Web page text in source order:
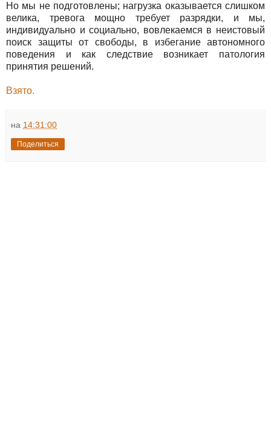
Но мы не подготовлены; нагрузка оказывается слишком
велика, тревога мощно требует разрядки, и мы,
индивидуально и социально, вовлекаемся в неистовый
поиск защиты от свободы, в избегание автономного
поведения и как следствие возникает патология
принятия решений.
Взято.
на 14:31:00
Поделиться